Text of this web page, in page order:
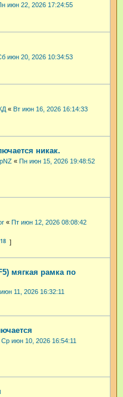
июн 22, 2026 17:24:55
июн 20, 2026 10:34:53
« Вт июн 16, 2026 16:14:33
никак.
« Пн июн 15, 2026 19:48:52
« Пт июн 12, 2026 08:08:42
18
мягкая рамка по
11, 2026 16:32:11
Ср июн 10, 2026 16:54:11